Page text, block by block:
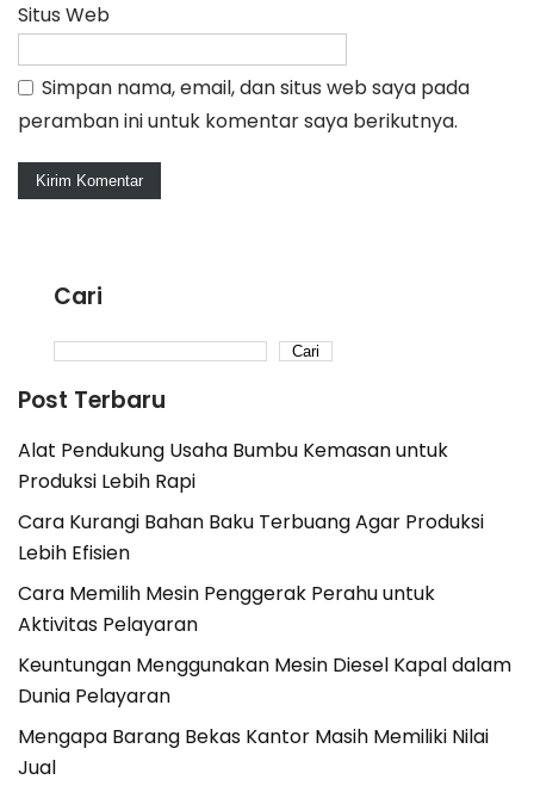
Situs Web
Simpan nama, email, dan situs web saya pada
peramban ini untuk komentar saya berikutnya.
Cari
Cari
Post Terbaru
Alat Pendukung Usaha Bumbu Kemasan untuk
Produksi Lebih Rapi
Cara Kurangi Bahan Baku Terbuang Agar Produksi
Lebih Efisien
Cara Memilih Mesin Penggerak Perahu untuk
Aktivitas Pelayaran
Keuntungan Menggunakan Mesin Diesel Kapal dalam
Dunia Pelayaran
Mengapa Barang Bekas Kantor Masih Memiliki Nilai
Jual